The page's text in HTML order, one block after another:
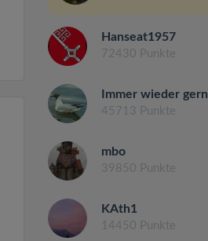
Hanseat1957
72430 Punkte
Immer wieder gern
45713 Punkte
mbo
39850 Punkte
KAth1
14450 Punkte